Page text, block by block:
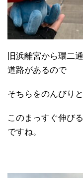
旧浜離宮から環二
道路があるので
そちらをのんびり
このまっすぐ伸び
ですね。